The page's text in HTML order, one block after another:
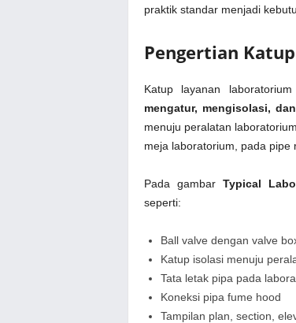
praktik standar menjadi
Pengertian
Katup layanan
mengatur, mengisolasi,
menuju peralatan
meja laboratorium, pada pipe
Pada gambar Typical
seperti:
Ball valve dengan valve
Katup isolasi menuju
Tata letak pipa pada
Koneksi pipa fume hood
Tampilan plan, section,